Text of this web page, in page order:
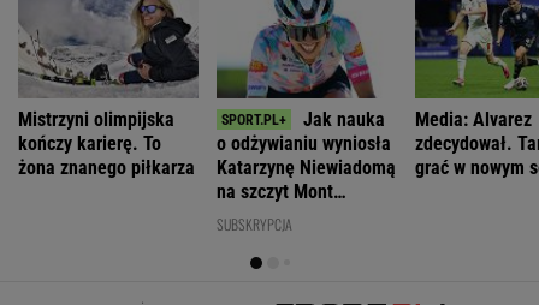
Zaproszenie dla
Polek od
Pierwszej Damy.
"Poznajmy się"
Sondaż:
Kwaśniewskiego
lubią wszyscy,
Dudę
praktycznie nikt
Magyar wybrał
Andrasa Bakę
na kandydata
na prezydenta
Węgier
Stan byłego
żołnierza w
USA
więzionego w
Rosji jest
krytyczny
WIADOMOŚCI